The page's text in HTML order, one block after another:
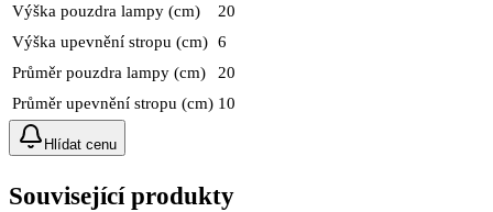
Výška pouzdra lampy (cm)
20
Výška upevnění stropu (cm) 6
Průměr pouzdra lampy (cm)
20
Průměr upevnění stropu (cm) 10
Hlídat cenu
Související produkty